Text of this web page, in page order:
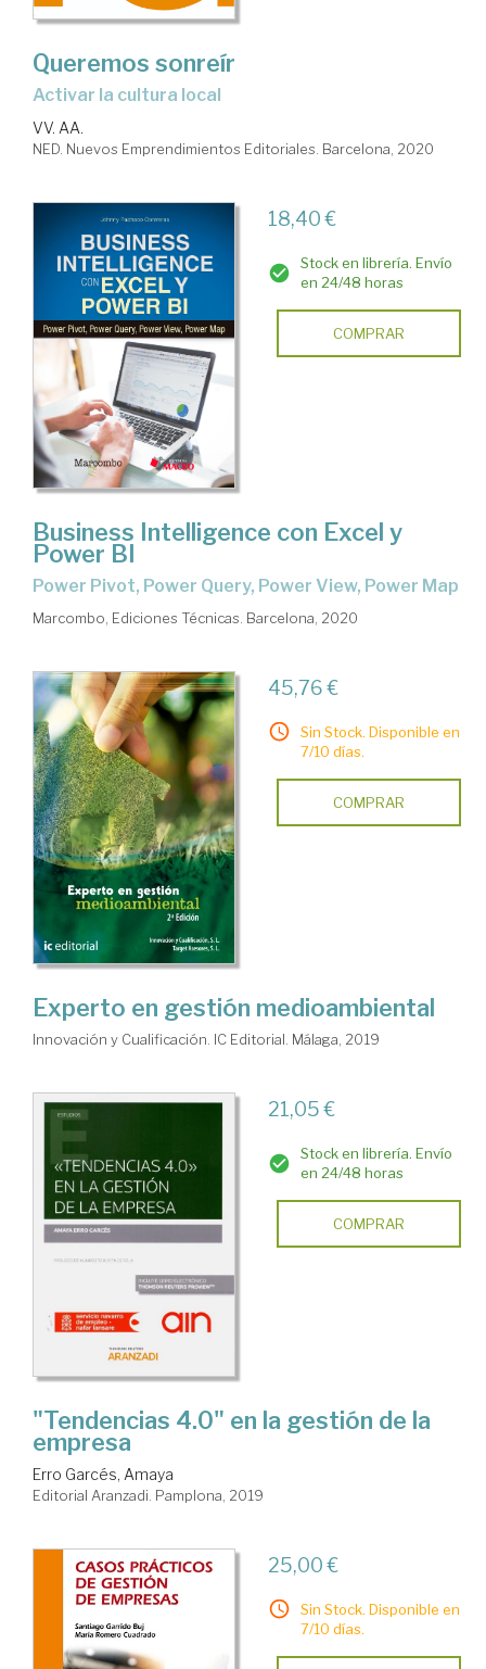
Queremos sonreír
Activar la cultura local
VV. AA.
NED. Nuevos Emprendimientos Editoriales. Barcelona, 2020
18,40 €
Stock en librería. Envío
en 24/48 horas
COMPRAR
Business Intelligence con Excel y
Power BI
Power Pivot, Power Query, Power View, Power Map
Marcombo, Ediciones Técnicas. Barcelona, 2020
45,76 €
Sin Stock. Disponible en
7/10 días.
COMPRAR
Experto en gestión medioambiental
Innovación y Cualificación. IC Editorial. Málaga, 2019
21,05 €
Stock en librería. Envío
en 24/48 horas
COMPRAR
"Tendencias 4.0" en la gestión de la
empresa
Erro Garcés, Amaya
Editorial Aranzadi. Pamplona, 2019
25,00 €
Sin Stock. Disponible en
7/10 días.